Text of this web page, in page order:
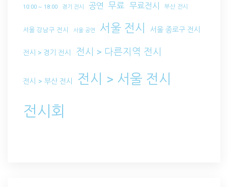
10:00 ~ 18:00 경기 전시 공연 무료 무료전시 부산 전시
서울 강남구 전시 서울 공연 서울 전시 서울 종로구 전시
전시 > 경기 전시 전시 > 다른지역 전시
전시 > 부산 전시 전시 > 서울 전시
전시회